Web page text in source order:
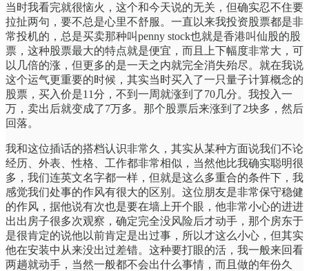
当时我看完就很恼火，这个和今天说的无关，但确实忍不住要
拉扯两句，要不总是心里不舒服。一直以来我投资股票都是非
常投机的，总是买卖那种叫penny stock也就是香港叫仙股的股
票，这种股票最大的特点就是便宜，而且上下幅度非常大，可
以几倍的涨，但更多的是一天之内就完全消失殆尽。就在我说
这个运气更重要的时候，其实当时买入了一只量子计算概念的
股票，买入价是11分，不到一周就涨到了70几分。我投入一
万，卖出后就变成了7万多。那个股票后来涨到了2块多，然后
回落。
我和这位插话的搭档认识非常久，其实从某种方面说我们不论
经历、外表、性格、工作都非常相似，当然他比我确实聪明很
多，我们连英文名字都一样，但就是这么多重合的条件下，我
感觉我们处事的作风有很大的区别。这位朋友是非常保守稳健
的作风，据他说有次也是要在墙上开个眼，他非常小心的进进
出出房子很多次观察，确定完全没风险后才动手，那个房东于
是很肯定的说他以前肯定是出过事，所以才这么小心，但其实
他在安装中从来没出过差错。这种要打眼的活，我一般来回看
两趟就动手，当然一般都不会出什么事情，而且做的年份久